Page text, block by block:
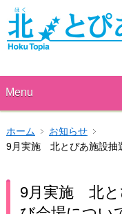
Menu
ホーム
お知らせ
9月実施 北とぴあ施設抽
9月実施 北と